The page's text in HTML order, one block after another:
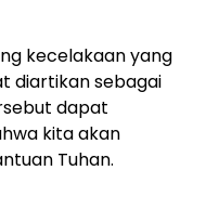
kecelakaan yang
diartikan sebagai
dapat
kita akan
Tuhan.